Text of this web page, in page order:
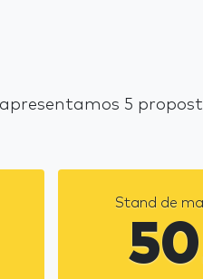
5
Stand de
50